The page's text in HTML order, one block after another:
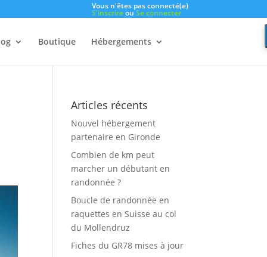
Vous n'êtes pas connecté(e)
S'inscrireouSe connecter
Boutique Hébergements
Articles récents
Nouvel hébergement
partenaire en Gironde
Combien de km peut
marcher un débutant en
randonnée ?
Boucle de randonnée en
raquettes en Suisse au col
du Mollendruz
Fiches du GR78 mises à jour